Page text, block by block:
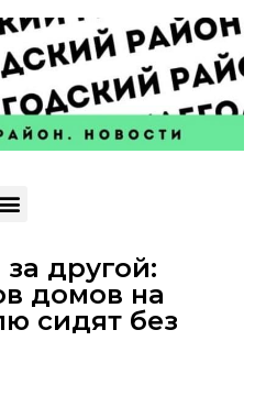
другой:
домов на
сидят без